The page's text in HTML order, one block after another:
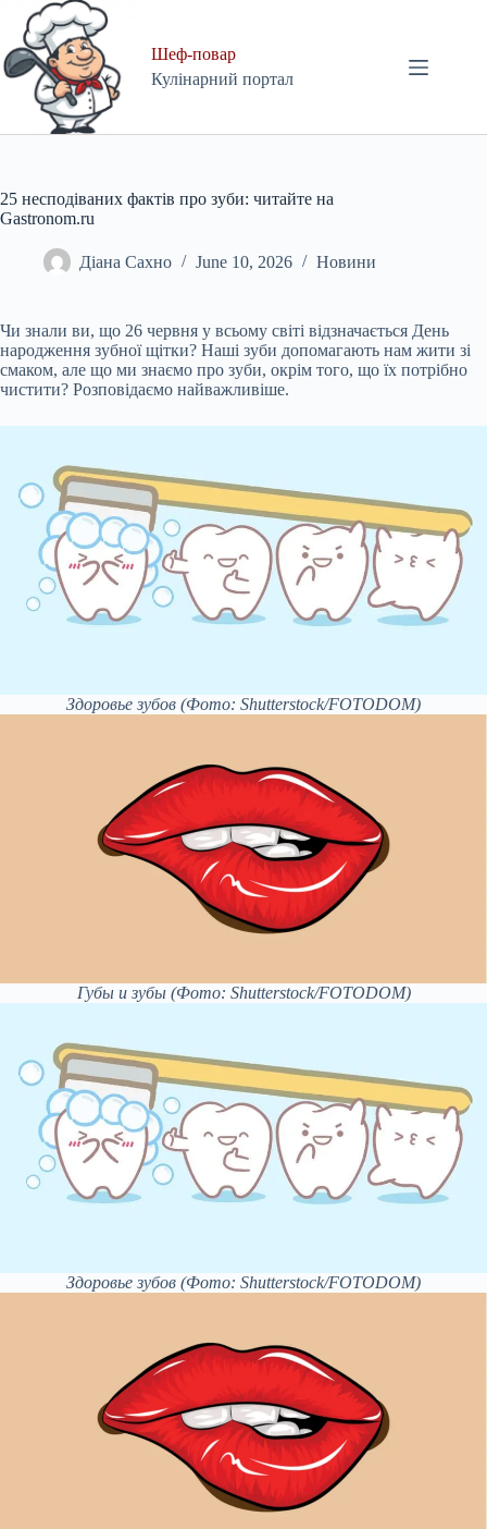
content
Шеф-повар
Кулінарний портал
25 несподіваних фактів про зуби: читайте на
Gastronom.ru
Діана Сахно June 10, 2026 Новини
Чи знали ви, що 26 червня у всьому світі відзначається День
народження зубної щітки? Наші зуби допомагають нам жити зі
смаком, але що ми знаємо про зуби, окрім того, що їх потрібно
чистити? Розповідаємо найважливіше.
Здоровье зубов (Фото: Shutterstock/FOTODOM)
Губы и зубы (Фото: Shutterstock/FOTODOM)
Здоровье зубов (Фото: Shutterstock/FOTODOM)